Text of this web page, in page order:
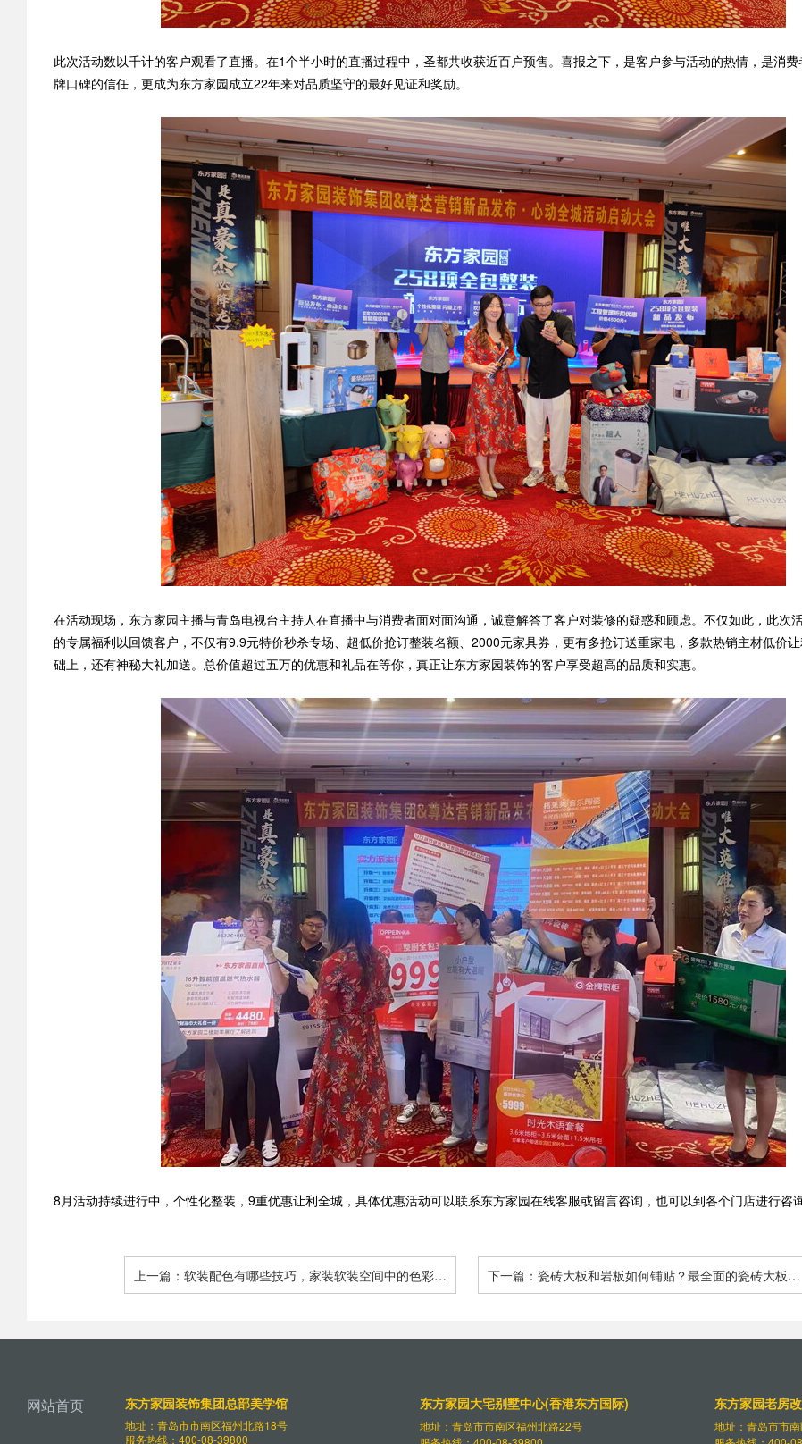
此次活动数以千计的客户观看了直播。在1个半小时的直播过程中，圣都共收获近百户预售。喜报之下，是客户参与活动的热情，是消
牌口碑的信任，更成为东方家园成立22年来对品质坚守的最好见证和奖励。
在活动现场，东方家园主播与青岛电视台主持人在直播中与消费者面对面沟通，诚意解答了客户对装修的疑惑和顾虑。不仅如此，此次
的专属福利以回馈客户，不仅有9.9元特价秒杀专场、超低价抢订整装名额、2000元家具券，更有多抢订送重家电，多款热销主材低价
础上，还有神秘大礼加送。总价值超过五万的优惠和礼品在等你，真正让东方家园装饰的客户享受超高的品质和实惠。
8月活动持续进行中，个性化整装，9重优惠让利全城，具体优惠活动可以联系东方家园在线客服或留言咨询，也可以到各个门店进行咨询
上一篇：软装配色有哪些技巧，家装软装空间中的色彩如
下一篇：瓷砖大板和岩板如何铺贴？最全面的瓷砖大板及
网站首页 东方家园装饰集团总部美学馆
地址：青岛市市南区福州北路18号
服务热线：400-08-39800
东方家园大宅别墅中心(香港东方国际)
地址：青岛市市南区福州北路22号
东方家园老房
地址：青岛市市